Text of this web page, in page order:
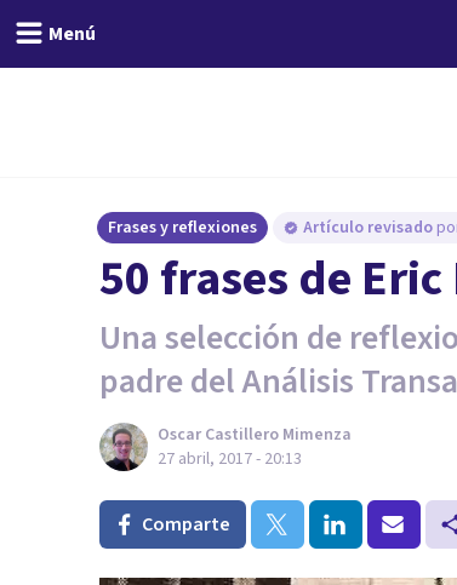
Menú
Frases y reflexiones Artículo revisado
50 frases de
Una selección de
padre del Análisis
Oscar Castillero Mimenza
27 abril, 2017 - 20:13
Comparte